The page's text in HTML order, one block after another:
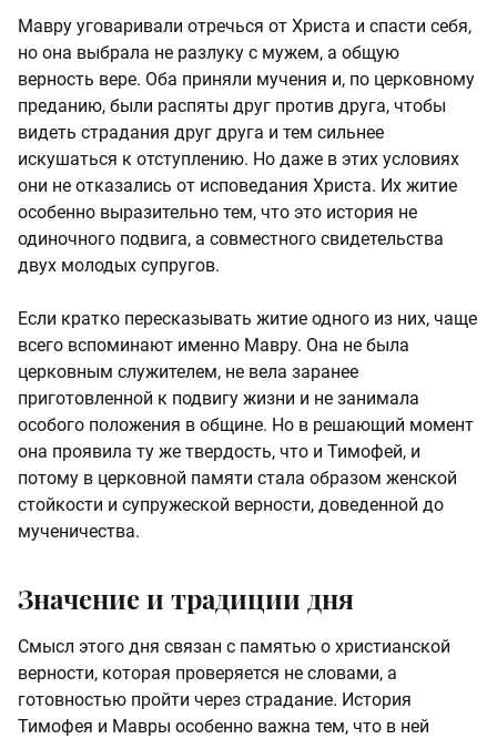
Мавру уговаривали отречься от Христа и спасти себя,
но она выбрала не разлуку с мужем, а общую
верность вере. Оба приняли мучения и, по церковному
преданию, были распяты друг против друга, чтобы
видеть страдания друг друга и тем сильнее
искушаться к отступлению. Но даже в этих условиях
они не отказались от исповедания Христа. Их житие
особенно выразительно тем, что это история не
одиночного подвига, а совместного свидетельства
двух молодых супругов.
Если кратко пересказывать житие одного из них, чаще
всего вспоминают именно Мавру. Она не была
церковным служителем, не вела заранее
приготовленной к подвигу жизни и не занимала
особого положения в общине. Но в решающий момент
она проявила ту же твердость, что и Тимофей, и
потому в церковной памяти стала образом женской
стойкости и супружеской верности, доведенной до
мученичества.
Значение и традиции дня
Смысл этого дня связан с памятью о христианской
верности, которая проверяется не словами, а
готовностью пройти через страдание. История
Тимофея и Мавры особенно важна тем, что в ней